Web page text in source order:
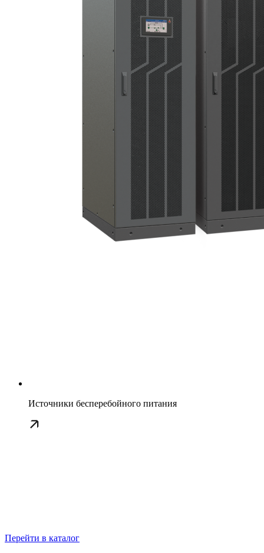
Источники бесперебойного питания
Перейти в каталог